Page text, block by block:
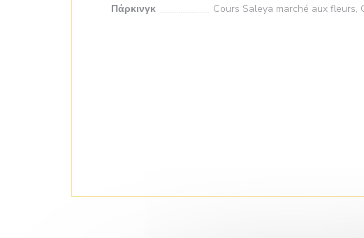
Πάρκινγκ
Cours Saleya marché aux fleurs,